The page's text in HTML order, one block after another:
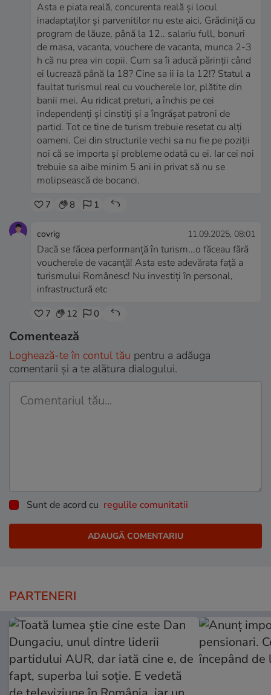
Asta e piata reală, concurenta reală și locul
inadaptaților și parvenitilor nu este aici. Grădiniță cu
program de lăuze, până la 12.. salariu full, bonuri
de masa, vacanta, vouchere de vacanta, munca 2-3
h că nu prea vin copii. Cum sa îi aducă părinții când
ei lucrează până la 18? Cine sa ii ia la 12!? Statul a
faultat turismul real cu voucherele lor, plătite din
banii mei. Au ridicat preturi, a închis pe cei
independenți și cinstiți și a îngrășat patroni de
partid. Tot ce tine de turism trebuie resetat cu alți
oameni. Cei din structurile vechi sa nu fie pe poziții
noi că se importa și probleme odată cu ei. Iar cei noi
trebuie sa aibe minim 5 ani in privat să nu se
molipsească de bocanci.
7 8 1
covrig 11.09.2025, 08:01
Dacă se făcea performanță în turism...o făceau fără
voucherele de vacanță! Asta este adevărata față a
turismului Românesc! Nu investiți în personal,
infrastructură etc
7 12 0
Comentează
Loghează-te în contul tău pentru a adăuga
comentarii și a te alătura dialogului.
Sunt de acord cu regulile comunitatii
PARTENERI